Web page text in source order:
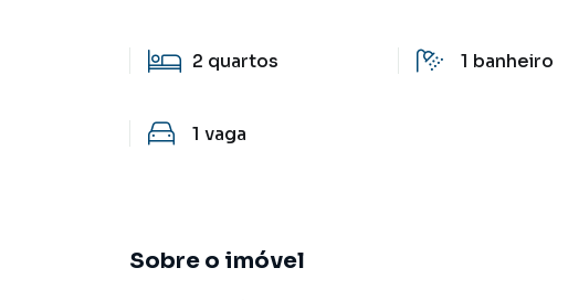
2 quartos 1 banheiro
1 vaga
Sobre o imóvel